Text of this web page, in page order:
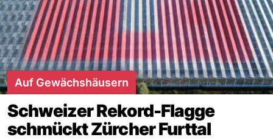
Auf Gewächshäusern
Schweizer Rekord-Flagge
schmückt Zürcher Furttal